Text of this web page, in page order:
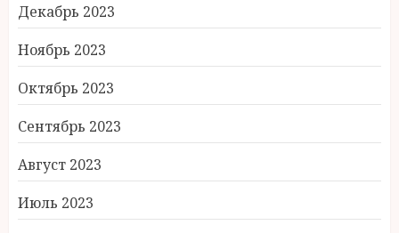
Декабрь 2023
Ноябрь 2023
Октябрь 2023
Сентябрь 2023
Август 2023
Июль 2023